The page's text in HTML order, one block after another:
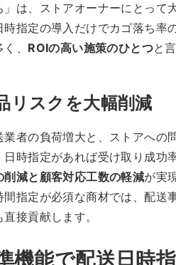
は、ストアオーナーにとって
指定の導入だけでカゴ落ち率
、 ROIの高い施策のひとつと
リスクを大幅削減
者の負荷増大と、ストアへの
時指定があれば受け取り成功
削減と顧客対応工数の軽減が実
間指定が必須な商材では、配送
接貢献します。
機能で配送日時指